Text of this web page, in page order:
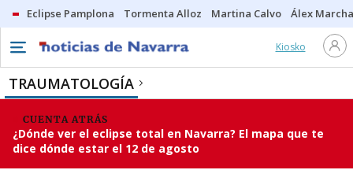
Eclipse Pamplona Tormenta Alloz Martina Calvo Álex
Kiosko
TRAUMATOLOGÍA
CUENTA ATRÁS
¿Dónde ver el eclipse total en Navarra? El mapa que te
dice dónde estar el 12 de agosto